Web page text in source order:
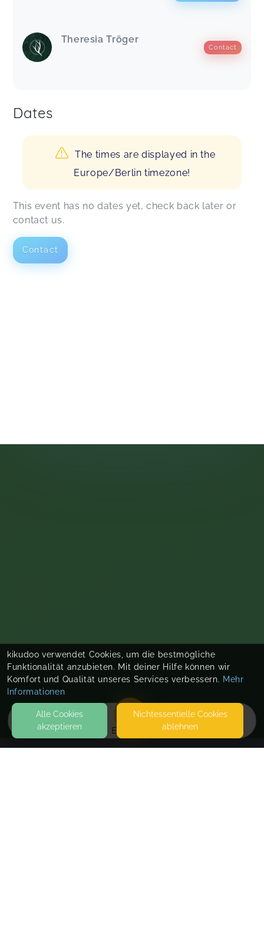
EVENTS
Theresia Tröger
Contact
Dates
The times are displayed in the
Europe/Berlin timezone!
This event has no dates yet, check back later or
contact us.
Contact
kikudoo verwendet Cookies, um die bestmögliche
Funktionalität anzubieten. Mit deiner Hilfe können wir
Komfort und Qualität unseres Services verbessern. Mehr
Informationen
Alle Cookies
akzeptieren
Nicht­essentielle Cookies
ablehnen